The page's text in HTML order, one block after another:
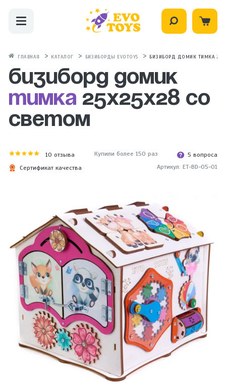
ГЛАВНАЯ КАТАЛОГ БИЗИБОРДЫ EVOTOYS БИЗИБОРД ДОМИК ТИМКА
Бизиборд домик
Тимка 25х25х28 со
светом
10 отзыва Купили более 150 раз
5 вопроса
Сертификат качества
Артикул: ET-BD-05-01